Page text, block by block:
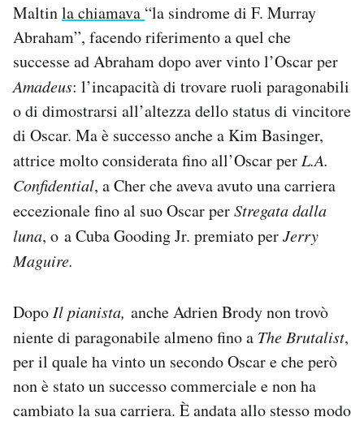
Maltinla chiamava “la sindrome di F. Murray
Abraham”, facendo riferimento a quel che
successe ad Abraham dopo aver vinto l’Oscar per
Amadeus: l’incapacità di trovare ruoli paragonabili
o di dimostrarsi all’altezza dello status di vincitore
di Oscar. Ma è successo anche a Kim Basinger,
attrice molto considerata fino all’Oscar per L.A.
Confidential, a Cher che aveva avuto una carriera
eccezionale fino al suo Oscar perStregata dalla
luna, o a Cuba Gooding Jr. premiato perJerry
Maguire.
Dopo Il pianista, anche Adrien Brody non trovò
niente di paragonabile almeno fino a The Brutalist,
per il quale ha vinto un secondo Oscar e che però
non è stato un successo commerciale e non ha
cambiato la sua carriera. È andata allo stesso modo